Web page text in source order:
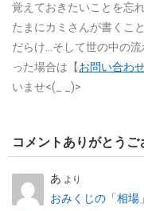
覚えておきたいことを忘
たまにカミさんが書くこ
だらけ…そして世の中の
った場合は【お問い合わ
いませ<(_ _)>
コメントありがとうご
あ より
おみくじの「相場